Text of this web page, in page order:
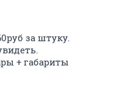
за штуку.
+ габариты